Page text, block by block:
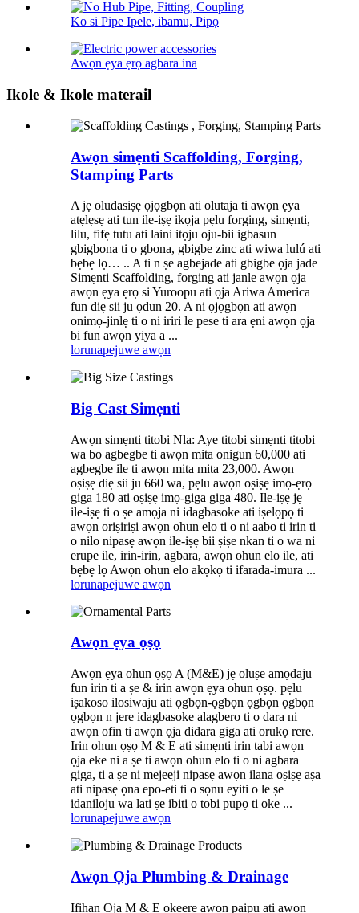
Ko si Pipe Ipele, ibamu, Pipọ
Awọn ẹya ẹrọ agbara ina
Ikole & Ikole materail
Awọn simẹnti Scaffolding, Forging,
Stamping Parts
A jẹ oludasiṣẹ ọjọgbọn ati olutaja ti awọn ẹya
atẹlẹsẹ ati tun ile-iṣẹ ikọja pẹlu forging, simẹnti,
lilu, fifẹ tutu ati laini itọju oju-bii igbasun
gbigbona ti o gbona, gbigbe zinc ati wiwa lulú ati
bẹbẹ lọ… .. A ti n ṣe agbejade ati gbigbe ọja jade
Simẹnti Scaffolding, forging ati janle awọn ọja
awọn ẹya ẹrọ si Yuroopu ati ọja Ariwa America
fun diẹ sii ju ọdun 20. A ni ọjọgbọn ati awọn
onimọ-jinlẹ ti o ni iriri le pese ti ara ẹni awọn ọja
bi fun awọn yiya a ...
lorunapejuwe awọn
Big Cast Simẹnti
Awọn simẹnti titobi Nla: Aye titobi simẹnti titobi
wa bo agbegbe ti awọn mita onigun 60,000 ati
agbegbe ile ti awọn mita mita 23,000. Awọn
oṣiṣẹ diẹ sii ju 660 wa, pẹlu awọn oṣiṣẹ imọ-ẹrọ
giga 180 ati oṣiṣẹ imọ-giga giga 480. Ile-iṣẹ jẹ
ile-iṣẹ ti o ṣe amọja ni idagbasoke ati iṣelọpọ ti
awọn oriṣiriṣi awọn ohun elo ti o ni aabo ti irin ti
o nilo nipasẹ awọn ile-iṣẹ bii ṣiṣe nkan ti o wa ni
erupe ile, irin-irin, agbara, awọn ohun elo ile, ati
bẹbẹ lọ Awọn ohun elo akọkọ ti ifarada-imura ...
lorunapejuwe awọn
Awọn ẹya ọṣọ
Awọn ẹya ohun ọṣọ A (M&E) jẹ oluṣe amọdaju
fun irin ti a ṣe & irin awọn ẹya ohun ọṣọ. pẹlu
iṣakoso ilosiwaju ati ọgbọn-ọgbọn ọgbọn ọgbọn
ọgbọn n jere idagbasoke alagbero ti o dara ni
awọn ofin ti awọn ọja didara giga ati orukọ rere.
Irin ohun ọṣọ M & E ati simẹnti irin tabi awọn
ọja eke ni a ṣe ti awọn ohun elo ti o ni agbara
giga, ti a ṣe ni mejeeji nipasẹ awọn ilana oṣiṣẹ aṣa
ati nipasẹ ọna epo-eti ti o sọnu eyiti o le ṣe
idaniloju wa lati ṣe ibiti o tobi pupọ ti oke ...
lorunapejuwe awọn
Awọn Ọja Plumbing & Drainage
Ifihan Ọja M & E okeere awọn paipu ati awọn